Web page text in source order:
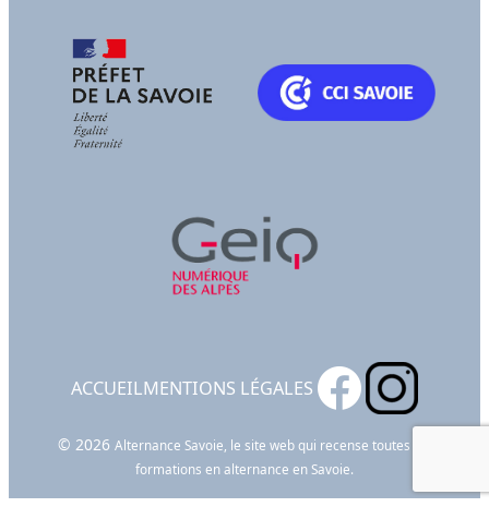
ACCUEILMENTIONS LÉGALES
© 2026 Alternance Savoie, le site web qui recense toutes les
formations en alternance en Savoie.